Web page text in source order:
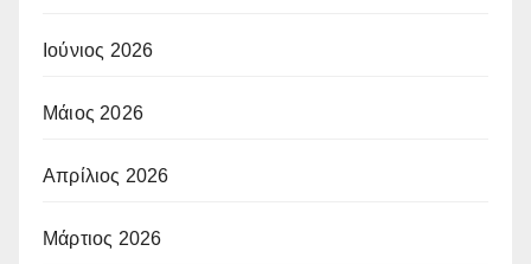
Ιούνιος 2026
Μάιος 2026
Απρίλιος 2026
Μάρτιος 2026